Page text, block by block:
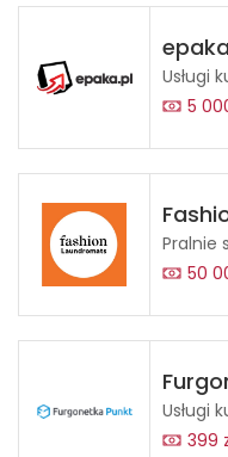
Usługi
5
Pralnie
50
Usługi
399